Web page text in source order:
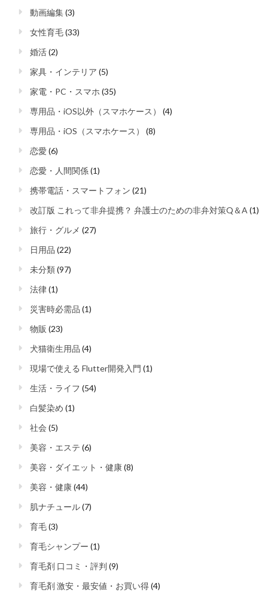
動画編集(3)
女性育毛(33)
婚活(2)
家具・インテリア (5)
家電・PC・スマホ (35)
専用品・iOS以外（スマホケース）
(4)
専用品・iOS（スマホケース）
(8)
恋愛 (6)
恋愛・人間関係(1)
携帯電話・スマートフォン (21)
改訂版 これって非弁提携？ 弁護士のための非弁対策Q＆A(1)
旅行・グルメ (27)
日用品 (22)
未分類(97)
法律(1)
災害時必需品 (1)
物販 (23)
犬猫衛生用品 (4)
現場で使える Flutter開発入門 (1)
生活・ライフ (54)
白髪染め (1)
社会 (5)
美容・エステ (6)
美容・ダイエット・健康(8)
美容・健康(44)
肌ナチュール(7)
育毛(3)
育毛シャンプー (1)
育毛剤 口コミ・評判 (9)
育毛剤 激安・最安値・お買い得(4)